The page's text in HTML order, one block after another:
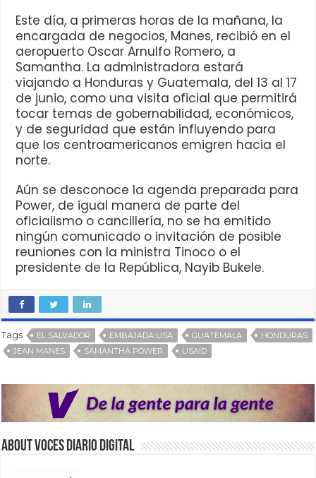
Este día, a primeras horas de la mañana, la
encargada de negocios, Manes, recibió en el
aeropuerto Oscar Arnulfo Romero, a
Samantha. La administradora estará
viajando a Honduras y Guatemala, del 13 al 17
de junio, como una visita oficial que permitirá
tocar temas de gobernabilidad, económicos,
y de seguridad que están influyendo para
que los centroamericanos emigren hacia el
norte.
Aún se desconoce la agenda preparada para
Power, de igual manera de parte del
oficialismo o cancillería, no se ha emitido
ningún comunicado o invitación de posible
reuniones con la ministra Tinoco o el
presidente de la República, Nayib Bukele.
Tags EL SALVADOR EMBAJADA USA GUATEMALA
HONDURAS
JEAN MANES
SAMANTHA POWER USAID
About VOCES Diario digital